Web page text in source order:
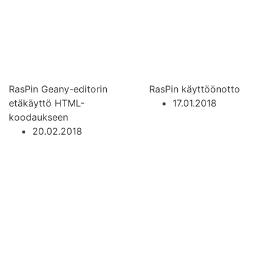
RasPin Geany-editorin
etäkäyttö HTML-
koodaukseen
20.02.2018
RasPin käyttöönotto
17.01.2018